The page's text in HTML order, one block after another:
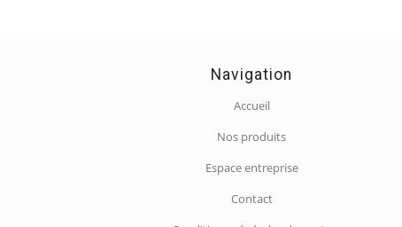
Navigation
Accueil
Nos produits
Espace entreprise
Contact